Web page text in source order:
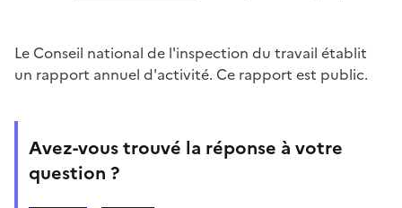
Le Conseil national de l'inspection du travail établit
un rapport annuel d'activité. Ce rapport est public.
Avez-vous trouvé la réponse à votre
question ?